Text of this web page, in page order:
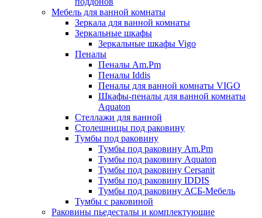
Мебель для ванной комнаты
Зеркала для ванной комнаты
Зеркальные шкафы
Зеркальные шкафы Vigo
Пеналы
Пеналы Am.Pm
Пеналы Iddis
Пеналы для ванной комнаты VIGO
Шкафы-пеналы для ванной комнаты
Aquaton
Стеллажи для ванной
Столешницы под раковину
Тумбы под раковину
Тумбы под раковину Am.Pm
Тумбы под раковину Aquaton
Тумбы под раковину Cersanit
Тумбы под раковину IDDIS
Тумбы под раковину АСБ-Мебель
Тумбы с раковиной
Раковины пьедесталы и комплектующие